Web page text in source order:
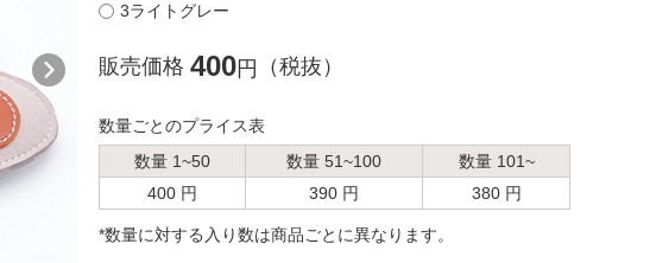
3ライトグレー
販売価格 400円 （税抜）
数量ごとのプライス表
数量 1~50
数量 51~100
数量 101~
400 円
390 円 380 円
*数量に対する⼊り数は商品ごとに異なります。